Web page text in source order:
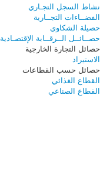
نشاط السجل التجـاري
الفضــاءات التجــارية
حصيلة الشكاوي
حصــائــل الــرقــابة الإقتصـادية
حصائل التجارة الخارجية
الاستيراد
حصائل حسب القطاعات
القطاع الغذائي
القطاع الصناعي